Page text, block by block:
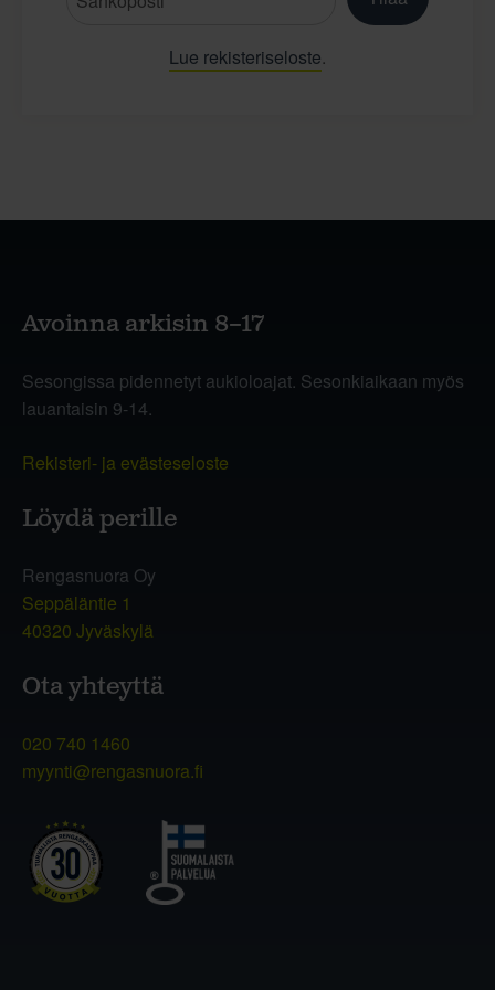
Lue rekisteriseloste.
Avoinna arkisin 8–17
Sesongissa pidennetyt aukioloajat. Sesonkiaikaan myös
lauantaisin 9-14.
Rekisteri- ja evästeseloste
Löydä perille
Rengasnuora Oy
Seppäläntie 1
40320 Jyväskylä
Ota yhteyttä
020 740 1460
myynti@rengasnuora.fi